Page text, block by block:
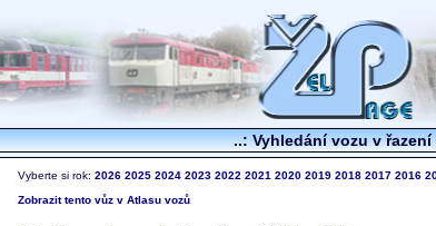
..: Vyhledání vozu v řazení
Vyberte si rok: 2026 2025 2024 2023 2022 2021 2020 2019 2018 2017 2016
Zobrazit tento vůz v Atlasu vozů